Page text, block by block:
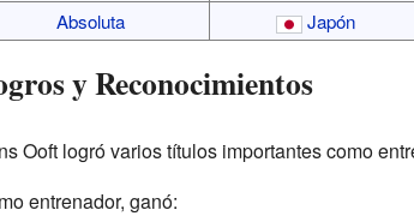
Absoluta
Japón
y Reconocimientos
Ooft logró varios títulos importantes como
entrenador, ganó: